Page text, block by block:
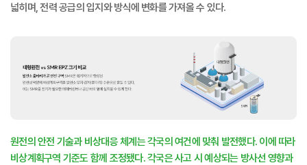
넓히며, 전력 공급의 입지와 방식에 변화를 가져올 수 있다.
원전의 안전 기술과 비상대응 체계는 각국의 여건에 맞춰 발전했다. 이에 따라
비상계획구역 기준도 함께 조정됐다. 각국은 사고 시 예상되는 방사선 영향과